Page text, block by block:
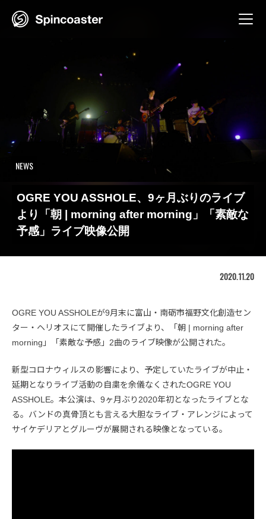
NEWS
OGRE YOU ASSHOLE、9ヶ月ぶりのライブ
より「朝 | morning after morning」「素敵な
予感」ライブ映像公開
2020.11.20
OGRE YOU ASSHOLEが9月末に富山・南砺市福野文化創造セン
ター・ヘリオスにて開催したライブより、「朝 | morning after
morning」「素敵な予感」2曲のライブ映像が公開された。
新型コロナウィルスの影響により、予定していたライブが中止・
延期となりライブ活動の自粛を余儀なくされたOGRE YOU
ASSHOLE。本公演は、9ヶ月ぶり2020年初となったライブとな
る。バンドの真骨頂とも言える大胆なライブ・アレンジによって
サイケデリアとグルーヴが展開される映像となっている。